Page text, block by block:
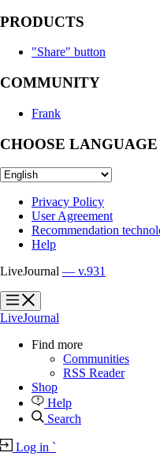
PRODUCTS
"Share" button
COMMUNITY
Frank
CHOOSE LANGUAGE
Privacy Policy
User Agreement
Recommendation
Help
LiveJournal — v.931
?
?
LiveJournal
Find more
Communities
RSS Reader
Shop
Help
Search
Log in `